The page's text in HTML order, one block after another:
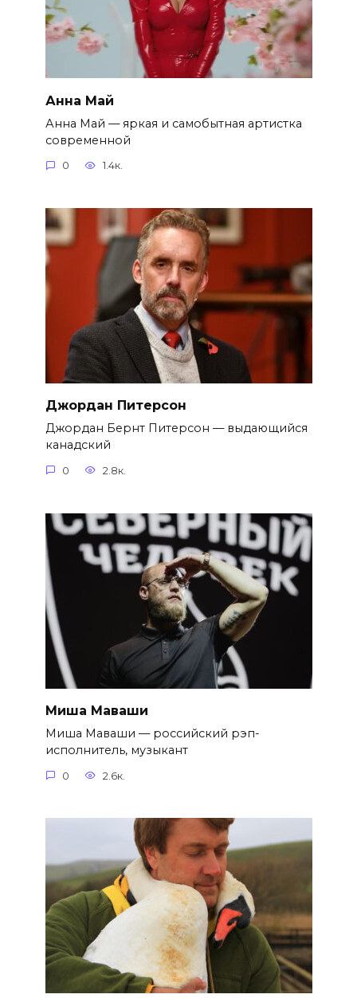
Анна Май
Анна Май — яркая и самобытная артистка
современной
0 1.4к.
Джордан Питерсон
Джордан Бернт Питерсон — выдающийся
канадский
0 2.8к.
Миша Маваши
Миша Маваши — российский рэп-
исполнитель, музыкант
0 2.6к.